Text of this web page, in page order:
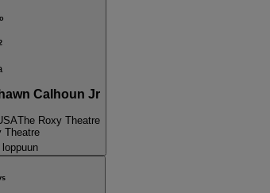
Calhoun Jr
The Roxy Theatre
Theatre